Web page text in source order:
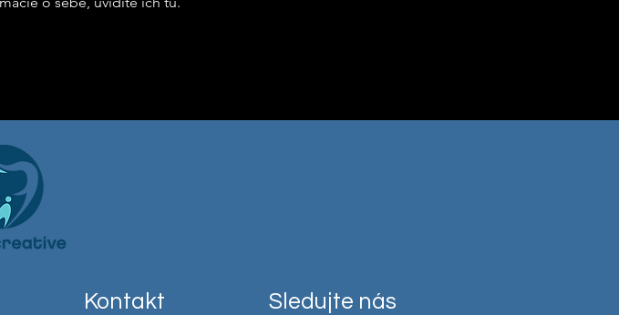
Kontakt Sledujte nás